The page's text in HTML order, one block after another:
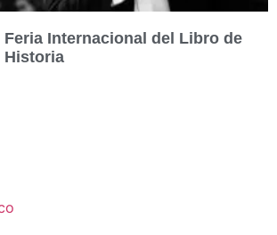
Internacional del Libro de
Historia